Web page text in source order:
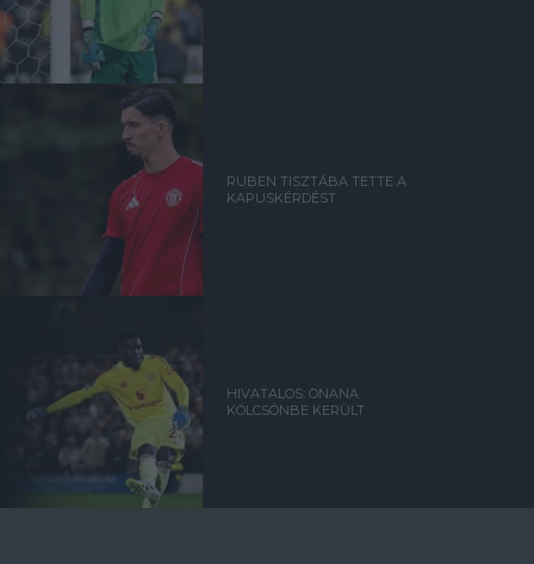
RUBEN TISZTÁBA TETTE A
KAPUSKÉRDÉST
HIVATALOS: ONANA
KÖLCSÖNBE KERÜLT